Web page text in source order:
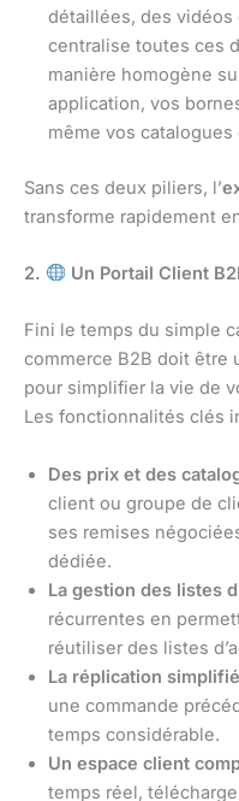
détaillées, des
centralise toutes ces
manière homogène
application, vos
même vos
Sans ces deux piliers, l’
transforme rapidement
2. Un Portail Client
Fini le temps du simple
commerce B2B doit être
pour simplifier la vie de
Les fonctionnalités clés
Des prix et des
client ou groupe de
ses remises
dédiée.
La gestion des listes
récurrentes en
réutiliser des listes
La réplication
une commande
temps considérable.
Un espace client
temps réel,